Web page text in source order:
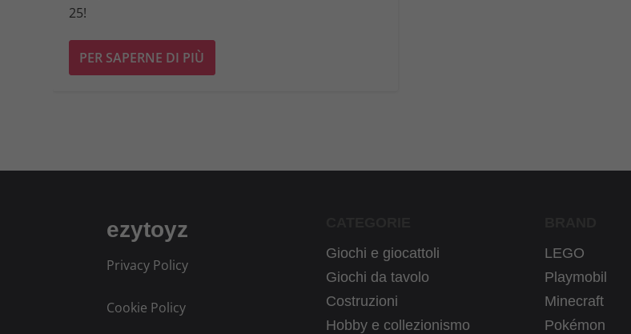
25!
PER SAPERNE DI PIÙ
ezytoyz
Privacy Policy
Cookie Policy
Giochi e giocattoli
Giochi da tavolo
Costruzioni
Hobby e collezionismo
LEGO
Playmobil
Minecraft
Pokémon